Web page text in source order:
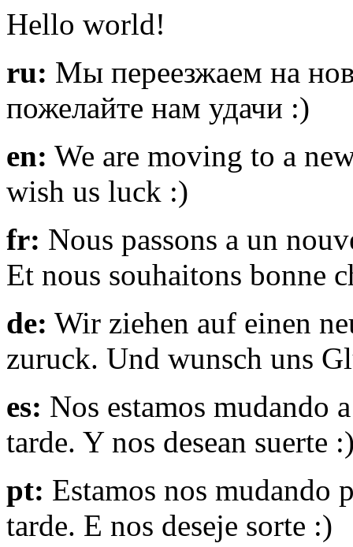
Hello world!
ru: Мы переезжаем на
пожелайте нам удачи :)
en: We are moving to a
wish us luck :)
fr: Nous passons a un
Et nous souhaitons bonne
de: Wir ziehen auf einen
zuruck. Und wunsch uns
es: Nos estamos mudando
tarde. Y nos desean suerte
pt: Estamos nos mudando
tarde. E nos deseje sorte :)